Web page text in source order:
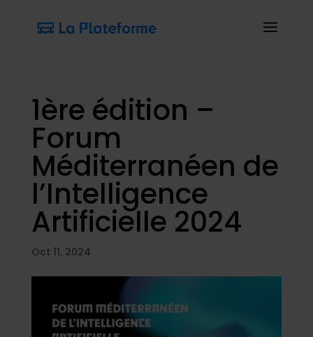
1ère édition –
Forum
Méditerranéen de
l’Intelligence
Artificielle 2024
Oct 11, 2024